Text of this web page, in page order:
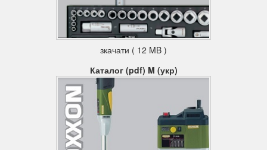
зкачати ( 12 MB )
Каталог (pdf) M (укр)